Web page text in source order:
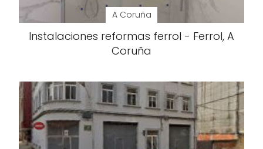
A Coruña
Instalaciones reformas ferrol - Ferrol, A
Coruña